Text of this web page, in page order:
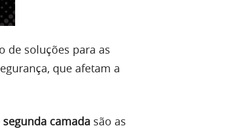
de soluções para as
que afetam a
camada são as